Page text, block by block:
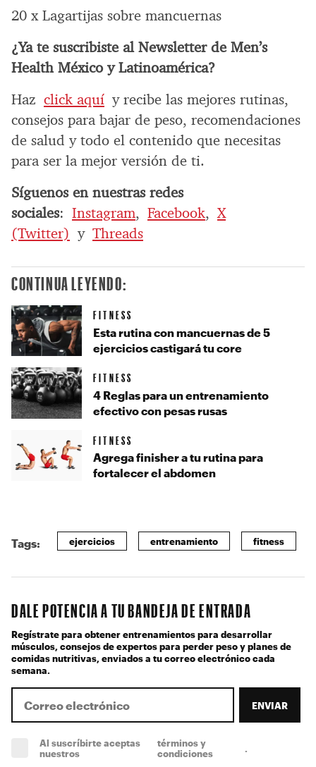
20 x Lagartijas sobre mancuernas
¿Ya te suscribiste al Newsletter de Men’s
Health México y Latinoamérica?
Haz click aquí y recibe las mejores rutinas,
consejos para bajar de peso, recomendaciones
de salud y todo el contenido que necesitas
para ser la mejor versión de ti.
Síguenos en nuestras redes
sociales: Instagram, Facebook,X
(Twitter) y Threads
CONTINUA LEYENDO:
FITNESS
Esta rutina con mancuernas de 5
ejercicios castigará tu core
FITNESS
4 Reglas para un entrenamiento
efectivo con pesas rusas
FITNESS
Agrega finisher a tu rutina para
fortalecer el abdomen
Tags: ejercicios entrenamiento fitness
DALE POTENCIA A TU BANDEJA DE ENTRADA
Regístrate para obtener entrenamientos para desarrollar
músculos, consejos de expertos para perder peso y planes de
comidas nutritivas, enviados a tu correo electrónico cada
semana.
ENVIAR
Al suscríbirte aceptas
nuestros
términos y
condiciones